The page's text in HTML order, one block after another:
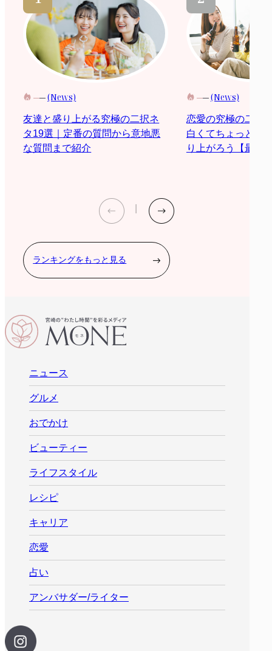
(News)
友達と盛り上がる究極の二択ネ
タ19選｜定番の質問から意地悪
な質問まで紹介
(News)
恋愛の究極の二択
白くてちょっと際
り上がろう【最新
ランキングをもっと見る
ニュース
グルメ
おでかけ
ビューティー
ライフスタイル
レシピ
キャリア
恋愛
占い
アンバサダー/ライター